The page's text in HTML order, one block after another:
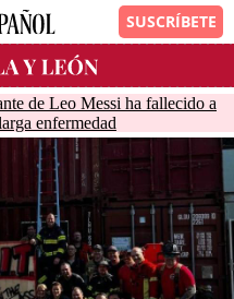
de Leo Messi ha fallecido a
enfermedad